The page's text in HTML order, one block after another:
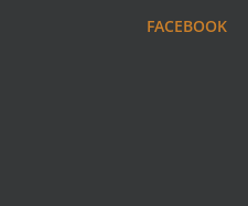
FACEBOOK